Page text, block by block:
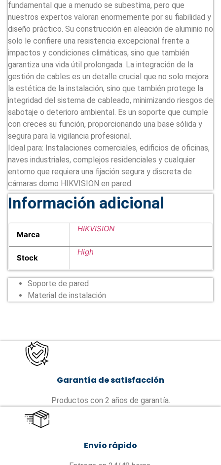
fundamental que a menudo se subestima, pero que
nuestros expertos valoran enormemente por su fiabilidad y
diseño práctico. Su construcción en aleación de aluminio no
solo le confiere una resistencia excepcional frente a
impactos y condiciones climáticas, sino que también
garantiza una vida útil prolongada. La integración de la
gestión de cables es un detalle crucial que no solo mejora
la estética de la instalación, sino que también protege la
integridad del sistema de cableado, minimizando riesgos de
sabotaje o deterioro ambiental. Es un soporte que cumple
con creces su función, proporcionando una base sólida y
segura para la vigilancia profesional.
Ideal para: Instalaciones comerciales, edificios de oficinas,
naves industriales, complejos residenciales y cualquier
entorno que requiera una fijación segura y discreta de
cámaras domo HIKVISION en pared.
Información adicional
Marca
HIKVISION
Stock
High
Soporte de pared
Material de instalación
Garantía de satisfacción
Productos con 2 años de garantía.
Envío rápido